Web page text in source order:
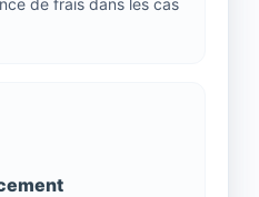
de frais dans les cas